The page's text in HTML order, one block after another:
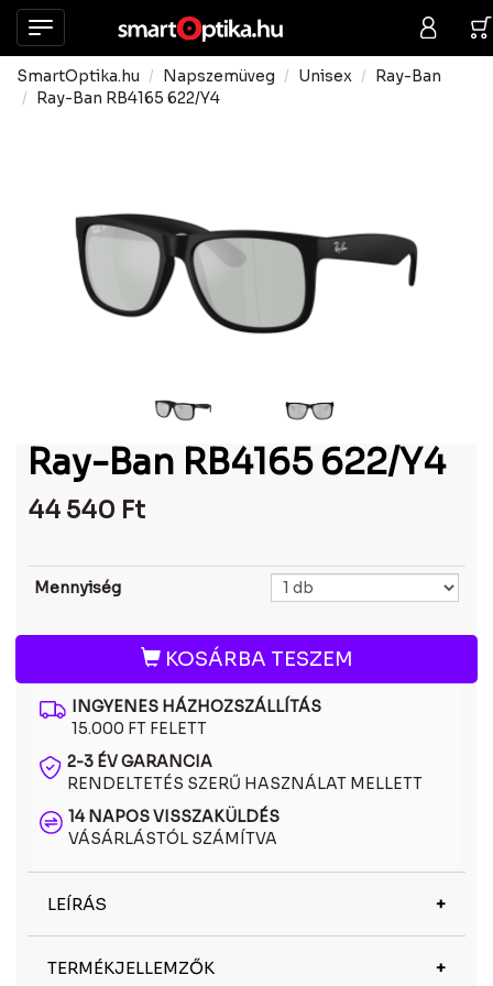
SmartOptika.hu Napszemüveg Unisex
Ray-Ban
Ray-Ban RB4165 622/Y4
Ray-Ban RB4165 622/Y4
44 540 Ft
Mennyiség
KOSÁRBA TESZEM
INGYENES HÁZHOZSZÁLLÍTÁS
15.000 FT FELETT
2-3 ÉV GARANCIA
RENDELTETÉS SZERŰ HASZNÁLAT MELLETT
14 NAPOS VISSZAKÜLDÉS
VÁSÁRLÁSTÓL SZÁMÍTVA
LEÍRÁS
a funkcionalitást és a stílust ötvözi. A polarizált
TERMÉKJELLEMZŐK